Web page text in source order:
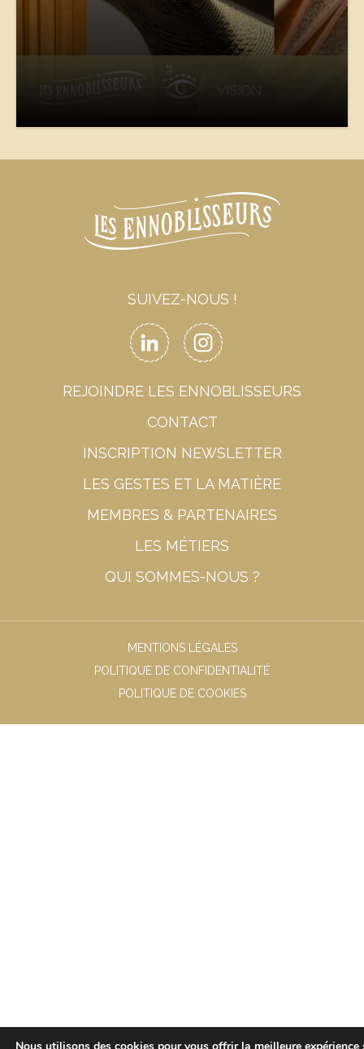
SUIVEZ-NOUS !
REJOINDRE LES ENNOBLISSEURS
CONTACT
INSCRIPTION NEWSLETTER
LES GESTES ET LA MATIÈRE
MEMBRES & PARTENAIRES
LES MÉTIERS
QUI SOMMES-NOUS ?
MENTIONS LÉGALES
POLITIQUE DE CONFIDENTIALITÉ
POLITIQUE DE COOKIES